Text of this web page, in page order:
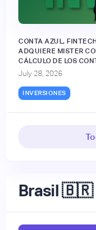
CONTA AZUL,
ADQUIERE MISTER
CÁLCULO DE LOS
July 28, 2026
INVERSIONES
Brasil 🇧🇷